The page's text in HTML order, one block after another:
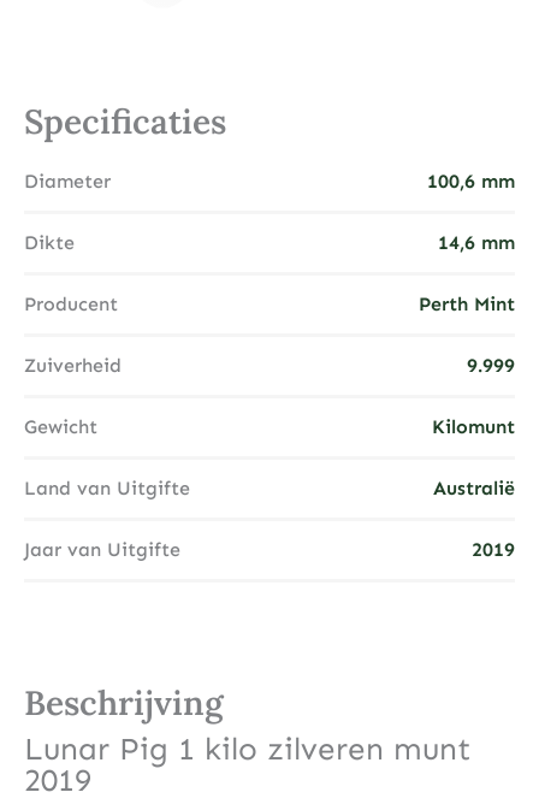
Specificaties
Diameter 100,6 mm
Dikte 14,6 mm
Producent Perth Mint
Zuiverheid 9.999
Gewicht Kilomunt
Land van Uitgifte Australië
Jaar van Uitgifte 2019
Beschrijving
Lunar Pig 1 kilo zilveren munt
2019